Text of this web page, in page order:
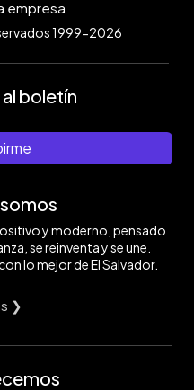
1999-2026
boletín
y moderno, pensado
se reinventa y se une.
lo mejor de El Salvador.
❯